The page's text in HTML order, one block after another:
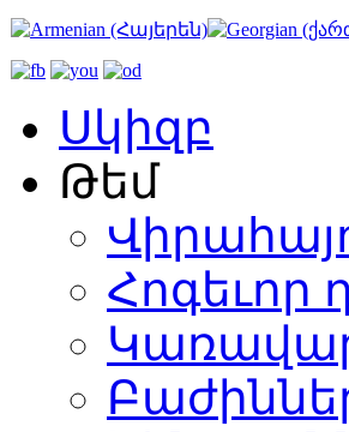
Սկիզբ
Թեմ
Հոգեւոր